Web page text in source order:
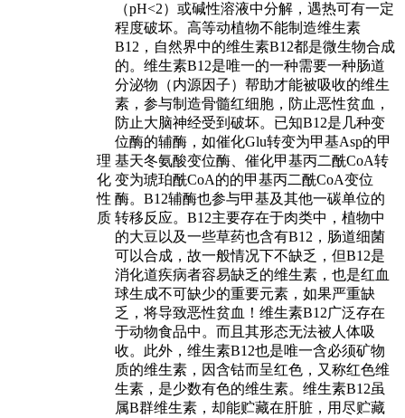
理
化
性
质
（pH<2）或碱性溶液中分解，遇热可有一定
程度破坏。高等动植物不能制造维生素
B12，自然界中的维生素B12都是微生物合成
的。维生素B12是唯一的一种需要一种肠道
分泌物（内源因子）帮助才能被吸收的维生
素，参与制造骨髓红细胞，防止恶性贫血，
防止大脑神经受到破坏。已知B12是几种变
位酶的辅酶，如催化Glu转变为甲基Asp的甲
基天冬氨酸变位酶、催化甲基丙二酰CoA转
变为琥珀酰CoA的的甲基丙二酰CoA变位
酶。B12辅酶也参与甲基及其他一碳单位的
转移反应。B12主要存在于肉类中，植物中
的大豆以及一些草药也含有B12，肠道细菌
可以合成，故一般情况下不缺乏，但B12是
消化道疾病者容易缺乏的维生素，也是红血
球生成不可缺少的重要元素，如果严重缺
乏，将导致恶性贫血！维生素B12广泛存在
于动物食品中。而且其形态无法被人体吸
收。此外，维生素B12也是唯一含必须矿物
质的维生素，因含钴而呈红色，又称红色维
生素，是少数有色的维生素。维生素B12虽
属B群维生素，却能贮藏在肝脏，用尽贮藏